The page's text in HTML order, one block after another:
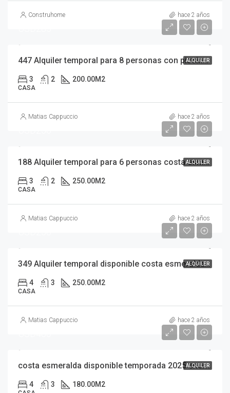
Construhome hace 2 años
ALQUILER
447 Alquiler temporal para 8 personas con piscina Costa Esmeralda a 600 metros centro comercial temporada 2025 disponible
3 2 200.00M2
CASA
Matias Cappuccio hace 2 años
ALQUILER
188 Alquiler temporal para 6 personas costa esmeralda temporada 2025 disponible excelente ubicación sub barrio golf
3 2 250.00M2
CASA
Matias Cappuccio hace 2 años
ALQUILER
349 Alquiler temporal disponible costa esmeralda temporada 2025 hermosa ubicación a metros del centro deportivo
4 3 250.00M2
CASA
Matias Cappuccio hace 2 años
ALQUILER
costa esmeralda disponible temporada 2025 enero febrero 10 personas pileta piscina excelente ubicación barrio golf 2
4 3 180.00M2